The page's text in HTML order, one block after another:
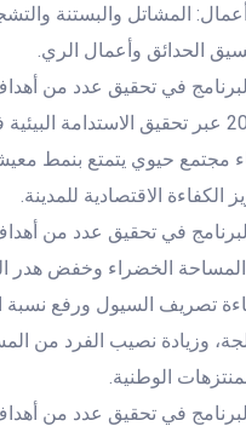
المشاتل والبستنة
الحدائق وأعمال الري.
في تحقيق عدد من
المملكة 2030 عبر تحقيق الاستدامة
مجتمع حيوي يتمتع بنمط
الاقتصادية للمدينة.
في تحقيق عدد من
المساحة الخضراء وخفض هدر
تصريف السيول ورفع نسبة
وزيادة نصيب الفرد من
الوطنية.
في تحقيق عدد من